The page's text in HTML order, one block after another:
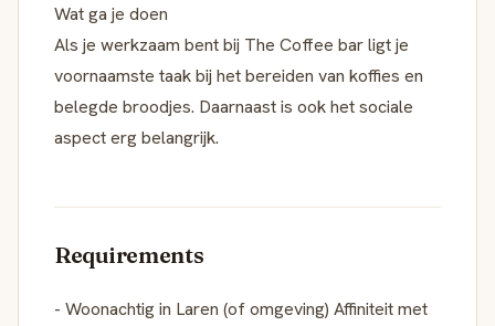
Wat ga je doen
Als je werkzaam bent bij The Coffee bar ligt je
voornaamste taak bij het bereiden van koffies en
belegde broodjes. Daarnaast is ook het sociale
aspect erg belangrijk.
Requirements
- Woonachtig in Laren (of omgeving) Affiniteit met